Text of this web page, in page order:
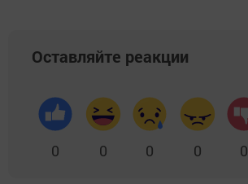
Оставляйте реакции
0 0 0 0 0